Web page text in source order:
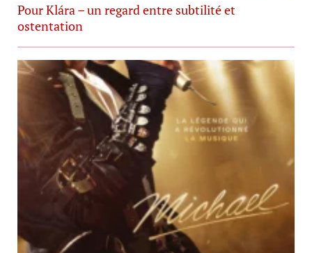
Pour Klára – un regard entre subtilité et
ostentation